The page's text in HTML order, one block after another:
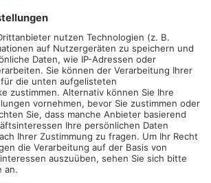
GELNHAUSEN.Im kommenden
dem Primaveraland einige neue Gesichter
wie eine Recherche von Radio
Kandidaten aus dem Main-Kinzig-
sich ein Direktmandat zu sichern.
AfD
Jürgen Mohn tritt für die AfD als
steht er auf Platz 11 der
Aufgrund der derzeitigen
er mit einem Direktmandat oder durch
einziehen.